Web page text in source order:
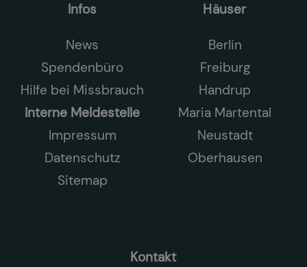
Infos
News
Spendenbüro
Hilfe bei Missbrauch
Interne Meldestelle
Impressum
Datenschutz
Sitemap
Häuser
Berlin
Freiburg
Handrup
Maria Martental
Neustadt
Oberhausen
Kontakt